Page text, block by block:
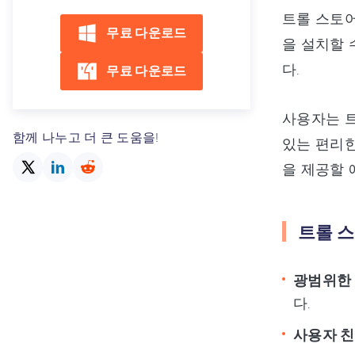
무료 다운로드
무료 다운로드
함께 나누고 더 큰 도움을!
트롤 스토
을 설치할
다.
사용자는
있는 편리
을 제공할
트롤
광범위
다.
사용자